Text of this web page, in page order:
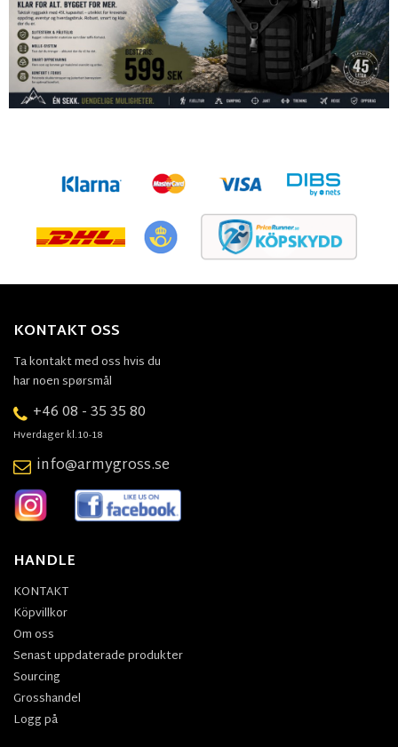
KONTAKT OSS
Ta kontakt med oss hvis du
har noen spørsmål
+46 08 - 35 35 80
Hverdager kl.10-18
info@armygross.se
HANDLE
KONTAKT
Köpvillkor
Om oss
Senast uppdaterade produkter
Sourcing
Grosshandel
Logg på